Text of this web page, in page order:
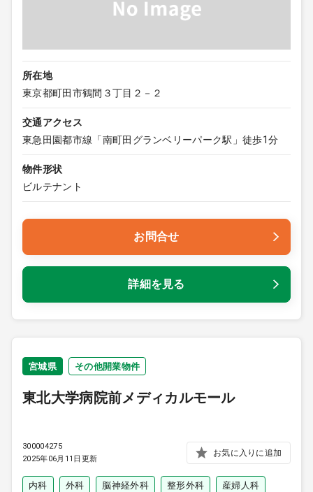
所在地
東京都町田市鶴間３丁目２－２
交通アクセス
東急田園都市線「南町田グランベリーパーク駅」徒歩1分
物件形状
ビルテナント
お問合せ
詳細を見る
宮城県 その他開業物件
東北大学病院前メディカルモール
300004275
2025年06月11日更新
お気に入りに追加
内科 外科 脳神経外科 整形外科 産婦人科